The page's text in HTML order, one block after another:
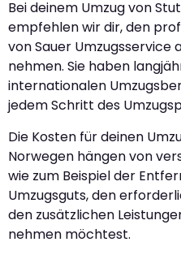
Bei deinem Umzug von
empfehlen wir dir, den
von Sauer Umzugsservice
nehmen. Sie haben
internationalen
jedem Schritt des
Die Kosten für deinen
Norwegen hängen von
wie zum Beispiel der
Umzugsguts, den
den zusätzlichen
nehmen möchtest.